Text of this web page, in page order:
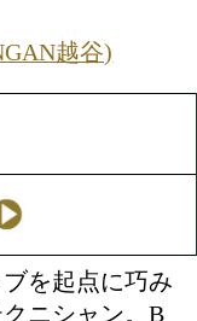
太(大橋)
ト ティタム(